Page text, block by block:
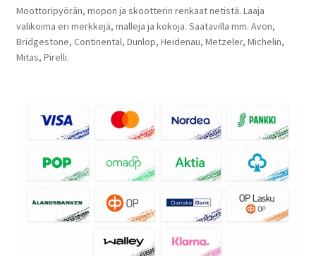
Moottoripyörän, mopon ja skootterin renkaat netistä. Laaja
valikoima eri merkkejä, malleja ja kokoja. Saatavilla mm. Avon,
Bridgestone, Continental, Dunlop, Heidenau, Metzeler, Michelin,
Mitas, Pirelli.